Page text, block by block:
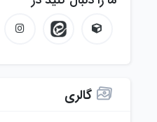
گالری